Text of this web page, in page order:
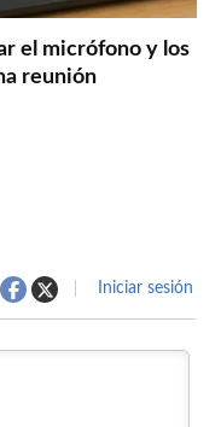
el micrófono y los
reunión
Iniciar sesión